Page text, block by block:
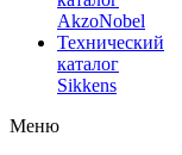
AkzoNobel
Технический
каталог
Sikkens
Меню